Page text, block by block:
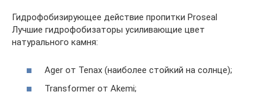
Гидрофобизирующее действие пропитки Proseal
Лучшие гидрофобизаторы усиливающие цвет
натурального камня:
Ager от Tenax (наиболее стойкий на солнце);
Transformer от Akemi;